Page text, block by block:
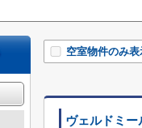
空室物件のみ表
ヴェルドミー